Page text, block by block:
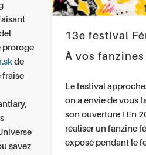
prorogé
de
fraise
savez
13e festival
À vos fanzines
Le festival
on a envie de vous
son ouverture ! En
réaliser un fanzine
exposé pendant le